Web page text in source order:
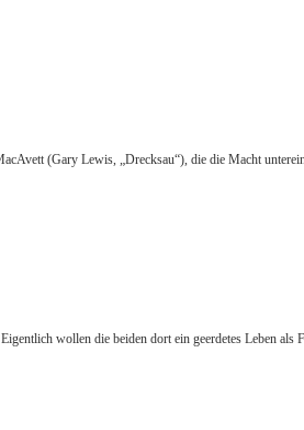
(Gary Lewis, „Drecksau“), die die Macht
wollen die beiden dort ein geerdetes Leben als